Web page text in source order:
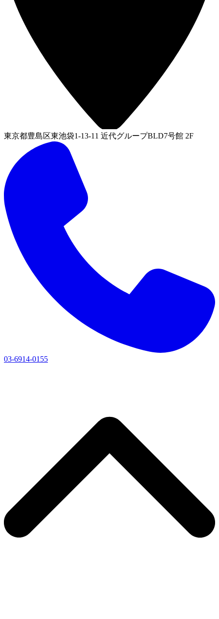
東京都豊島区東池袋1-13-11 近代グループBLD7号館 2F
03-6914-0155